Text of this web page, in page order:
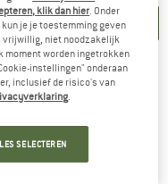
UITRUSTING
klik dan hier . Onder
kun je je toestemming geven
vrijwillig, niet noodzakelijk
moment worden ingetrokken
instellingen" onderaan
inclusief de risico's van
SELECTEREN